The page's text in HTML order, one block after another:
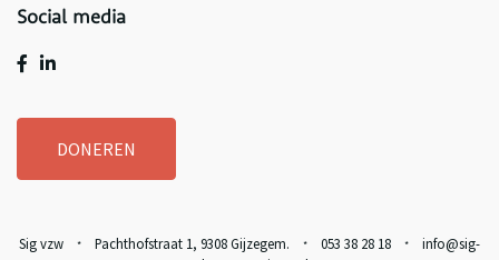
Social media
DONEREN
Sig vzw * Pachthofstraat 1, 9308 Gijzegem. * 053 38 28 18 *
info@sig-